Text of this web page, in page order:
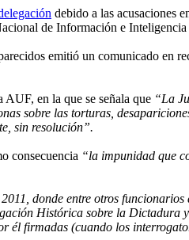
debido a las acusaciones
de Información e
emitió un comunicado en
en la que se señala que “La
sobre las torturas,
sin resolución”.
consecuencia “la impunidad que
donde entre otros
Histórica sobre la Dictadura
él firmadas (cuando los